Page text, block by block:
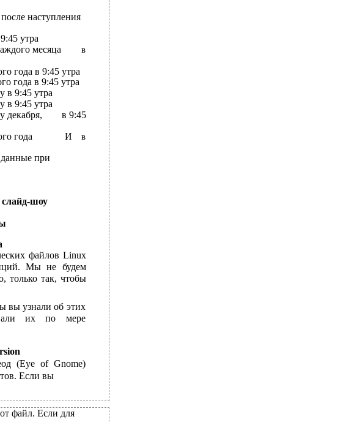
наступления
утра
месяца в
года в 9:45 утра
года в 9:45 утра
в 9:45 утра
в 9:45 утра
декабря,
в 9:45
года И в
при
шоу
файлов Linux
Мы не будем
только так, чтобы
вы узнали об этих
их по мере
(Eye of Gnome)
Если вы
файл. Если для